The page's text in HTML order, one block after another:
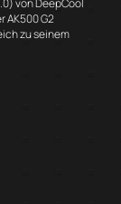
G2
zu seinem